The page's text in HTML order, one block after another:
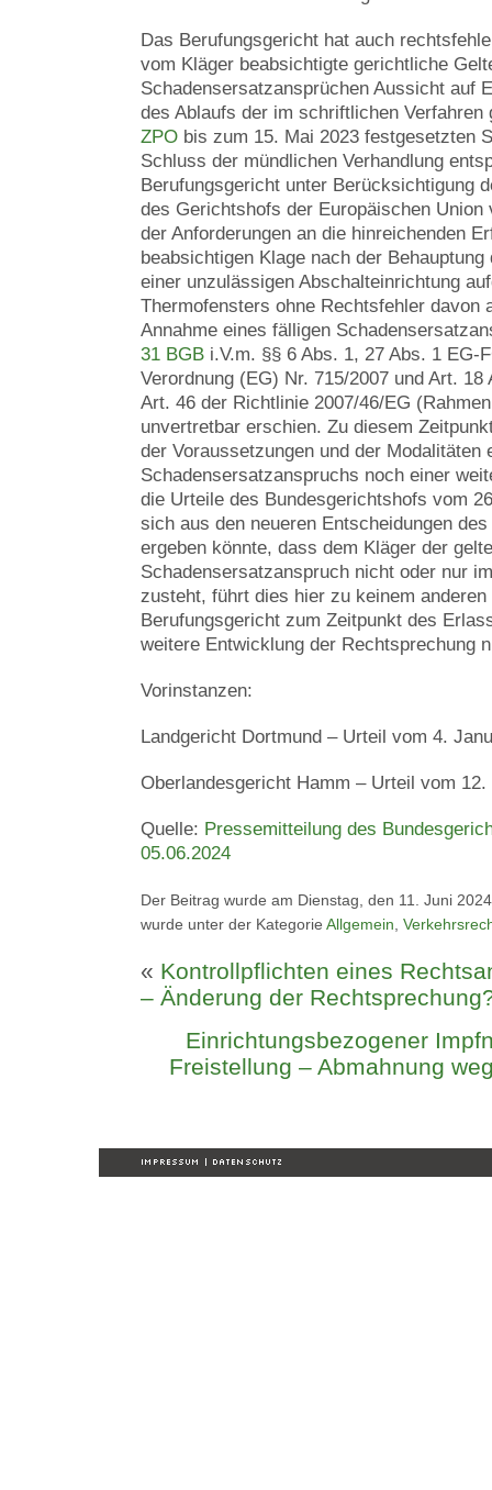
Das Berufungsgericht hat auch
vom Kläger beabsichtigte gerichtliche
Schadensersatzansprüchen Aussicht auf
des Ablaufs der im schriftlichen
ZPO bis zum 15. Mai 2023 festgesetzten
Schluss der mündlichen Verhandlung
Berufungsgericht unter Berücksichtigung
des Gerichtshofs der Europäischen Union
der Anforderungen an die hinreichenden
beabsichtigen Klage nach der
einer unzulässigen Abschalteinrichtung
Thermofensters ohne Rechtsfehler davon
Annahme eines fälligen
31 BGB i.V.m. §§ 6 Abs. 1, 27 Abs. 1 EG-
Verordnung (EG) Nr. 715/2007 und Art.
Art. 46 der Richtlinie 2007/46/EG
unvertretbar erschien. Zu diesem
der Voraussetzungen und der Modalitäten
Schadensersatzanspruchs noch einer
die Urteile des Bundesgerichtshofs vom
sich aus den neueren Entscheidungen
ergeben könnte, dass dem Kläger der
Schadensersatzanspruch nicht oder nur
zusteht, führt dies hier zu keinem
Berufungsgericht zum Zeitpunkt des
weitere Entwicklung der Rechtsprechung
Vorinstanzen:
Landgericht Dortmund – Urteil vom 4.
Oberlandesgericht Hamm – Urteil vom
Quelle: Pressemitteilung des
05.06.2024
Der Beitrag wurde am Dienstag, den 11. Juni
wurde unter der Kategorie Allgemein,
« Kontrollpflichten eines
– Änderung der
Einrichtungsbezogener
Freistellung – Abmahnung